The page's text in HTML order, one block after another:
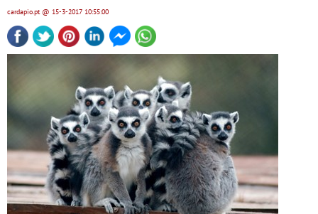
cardapio.pt@ 15-3-2017 10:55:00